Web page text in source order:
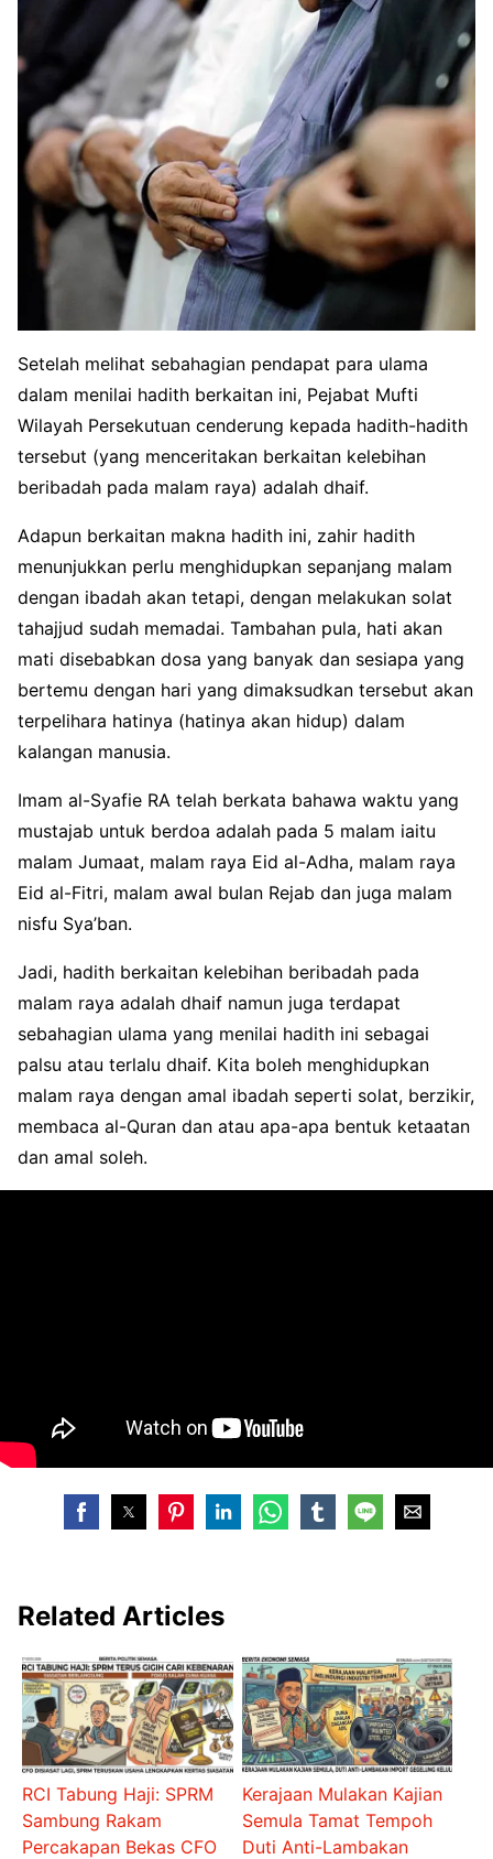
Setelah melihat sebahagian pendapat para ulama
dalam menilai hadith berkaitan ini, Pejabat Mufti
Wilayah Persekutuan cenderung kepada hadith-hadith
tersebut (yang menceritakan berkaitan kelebihan
beribadah pada malam raya) adalah dhaif.
Adapun berkaitan makna hadith ini, zahir hadith
menunjukkan perlu menghidupkan sepanjang malam
dengan ibadah akan tetapi, dengan melakukan solat
tahajjud sudah memadai. Tambahan pula, hati akan
mati disebabkan dosa yang banyak dan sesiapa yang
bertemu dengan hari yang dimaksudkan tersebut akan
terpelihara hatinya (hatinya akan hidup) dalam
kalangan manusia.
Imam al-Syafie RA telah berkata bahawa waktu yang
mustajab untuk berdoa adalah pada 5 malam iaitu
malam Jumaat, malam raya Eid al-Adha, malam raya
Eid al-Fitri, malam awal bulan Rejab dan juga malam
nisfu Sya’ban.
Jadi, hadith berkaitan kelebihan beribadah pada
malam raya adalah dhaif namun juga terdapat
sebahagian ulama yang menilai hadith ini sebagai
palsu atau terlalu dhaif. Kita boleh menghidupkan
malam raya dengan amal ibadah seperti solat, berzikir,
membaca al-Quran dan atau apa-apa bentuk ketaatan
dan amal soleh.
Related Articles
RCI Tabung Haji: SPRM
Sambung Rakam
Percakapan Bekas CFO
Kerajaan Mulakan Kajian
Semula Tamat Tempoh
Duti Anti-Lambakan